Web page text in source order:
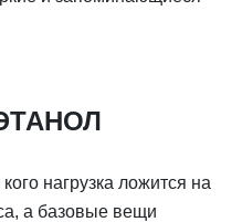
нагрузка ложится на
а базовые вещи